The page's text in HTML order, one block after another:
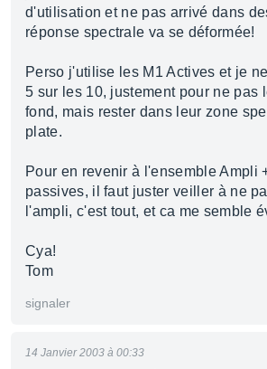
d'utilisation et ne pas arrivé dans
réponse spectrale va se déformée!
Perso j'utilise les M1 Actives et je
5 sur les 10, justement pour ne pas
fond, mais rester dans leur zone
plate.
Pour en revenir à l'ensemble Ampli
passives, il faut juster veiller à ne
l'ampli, c'est tout, et ca me semble
Cya!
Tom
signaler
14 Janvier 2003 à 00:33